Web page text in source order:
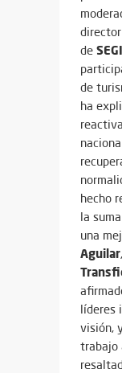
de
de
ha
hecho
la
una
Aguilar
líderes
visión,
trabajo